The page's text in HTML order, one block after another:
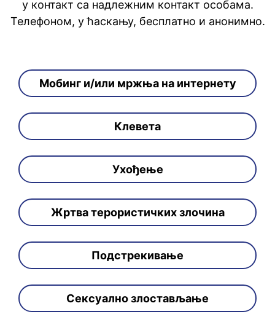
у контакт са надлежним контакт особама.
Телефоном, у ћаскању, бесплатно и анонимно.
Мобинг и/или мржња на интернету
Клевета
Ухођење
Жртва терористичких злочина
Подстрекивање
Сексуално злостављање